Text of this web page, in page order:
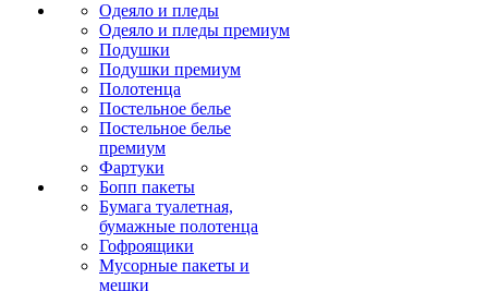
Одеяло и пледы
Одеяло и пледы премиум
Подушки
Подушки премиум
Полотенца
Постельное белье
Постельное белье
премиум
Фартуки
Бопп пакеты
Бумага туалетная,
бумажные полотенца
Гофроящики
Мусорные пакеты и
мешки